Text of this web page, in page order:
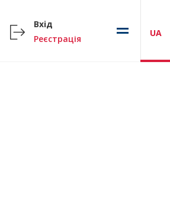
Вхід
Реєстрація
UA